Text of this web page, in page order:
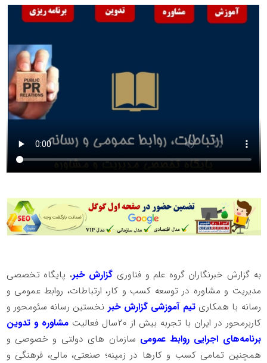
به گزارش خبرنگاران گروه علم و فناوری گزارش خبر، پایگاه تخصصی
مدیریت و مشاوره در توسعه کسب و کار، ارتباطات، روابط عمومی و
رسانه با همکاریتیم آموزشی گزارش خبر نخستین رسانه سئومحور و
کاربرمحور در ایران با تجربه بیش از ۲۰سال فعالیت
مشاوره و تدوین
برنامه‌های اجرایی روابط عمومی سازمان های دولتی و خصوصی و
همچنین تمامی کسب و کارها در زمینه؛ صنعتی، مالی، فرهنگی و